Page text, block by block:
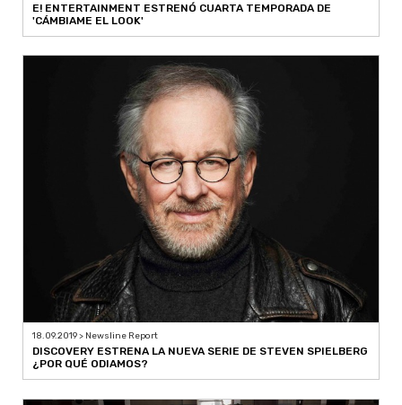
E! ENTERTAINMENT ESTRENÓ CUARTA TEMPORADA DE
'CÁMBIAME EL LOOK'
18.09.2019 > Newsline Report
DISCOVERY ESTRENA LA NUEVA SERIE DE STEVEN SPIELBERG
¿POR QUÉ ODIAMOS?